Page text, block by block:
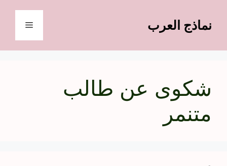
المحتوىنماذج العرب القائمة
شكوى عن طالب
متنمر